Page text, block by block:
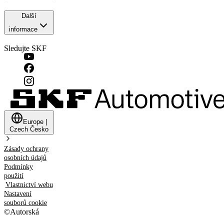
Další
informace
Sledujte SKF
Europe
Czech Česko
Zásady ochrany
osobních údajů
Podmínky
použití
Vlastnictví webu
Nastavení
souborů cookie
©Autorská